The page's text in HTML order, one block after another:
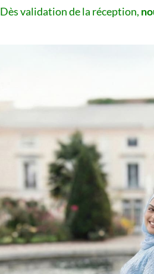
Dès validation de la réception,